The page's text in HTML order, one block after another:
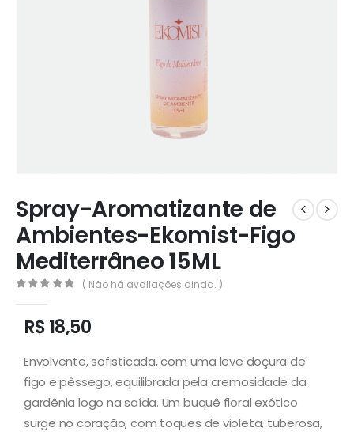
Spray-Aromatizante de
Ambientes-Ekomist-Figo
Mediterrâneo 15ML
( Não há avaliações ainda. )
R$18,50
Envolvente, sofisticada, com uma leve doçura de
figo e pêssego, equilibrada pela cremosidade da
gardênia logo na saída. Um buquê floral exótico
surge no coração, com toques de violeta, tuberosa,